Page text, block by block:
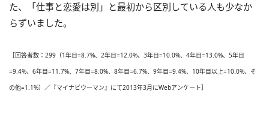
た、「仕事と恋愛は別」と最初から区別している人も少なか
らずいました。
［回答者数：299（1年目=8.7%、2年目=12.0%、3年目=10.0%、4年目=13.0%、5年目
=9.4%、6年目=11.7%、7年目=8.0%、8年目=6.7%、9年目=9.4%、10年目以上=10.0%、そ
の他=1.1%）／『マイナビウーマン』にて2013年3月にWebアンケート］